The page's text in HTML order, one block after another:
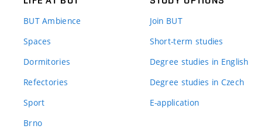
BUT Ambience
Spaces
Dormitories
Refectories
Sport
Brno
Join BUT
Short-term studies
Degree studies in English
Degree studies in Czech
E-application